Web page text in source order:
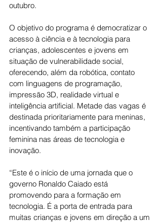
outubro.
O objetivo do programa é democratizar o
acesso à ciência e à tecnologia para
crianças, adolescentes e jovens em
situação de vulnerabilidade social,
oferecendo, além da robótica, contato
com linguagens de programação,
impressão 3D, realidade virtual e
inteligência artificial. Metade das vagas é
destinada prioritariamente para meninas,
incentivando também a participação
feminina nas áreas de tecnologia e
inovação.
“Este é o início de uma jornada que o
governo Ronaldo Caiado está
promovendo para a formação em
tecnologia. É a porta de entrada para
muitas crianças e jovens em direção a um